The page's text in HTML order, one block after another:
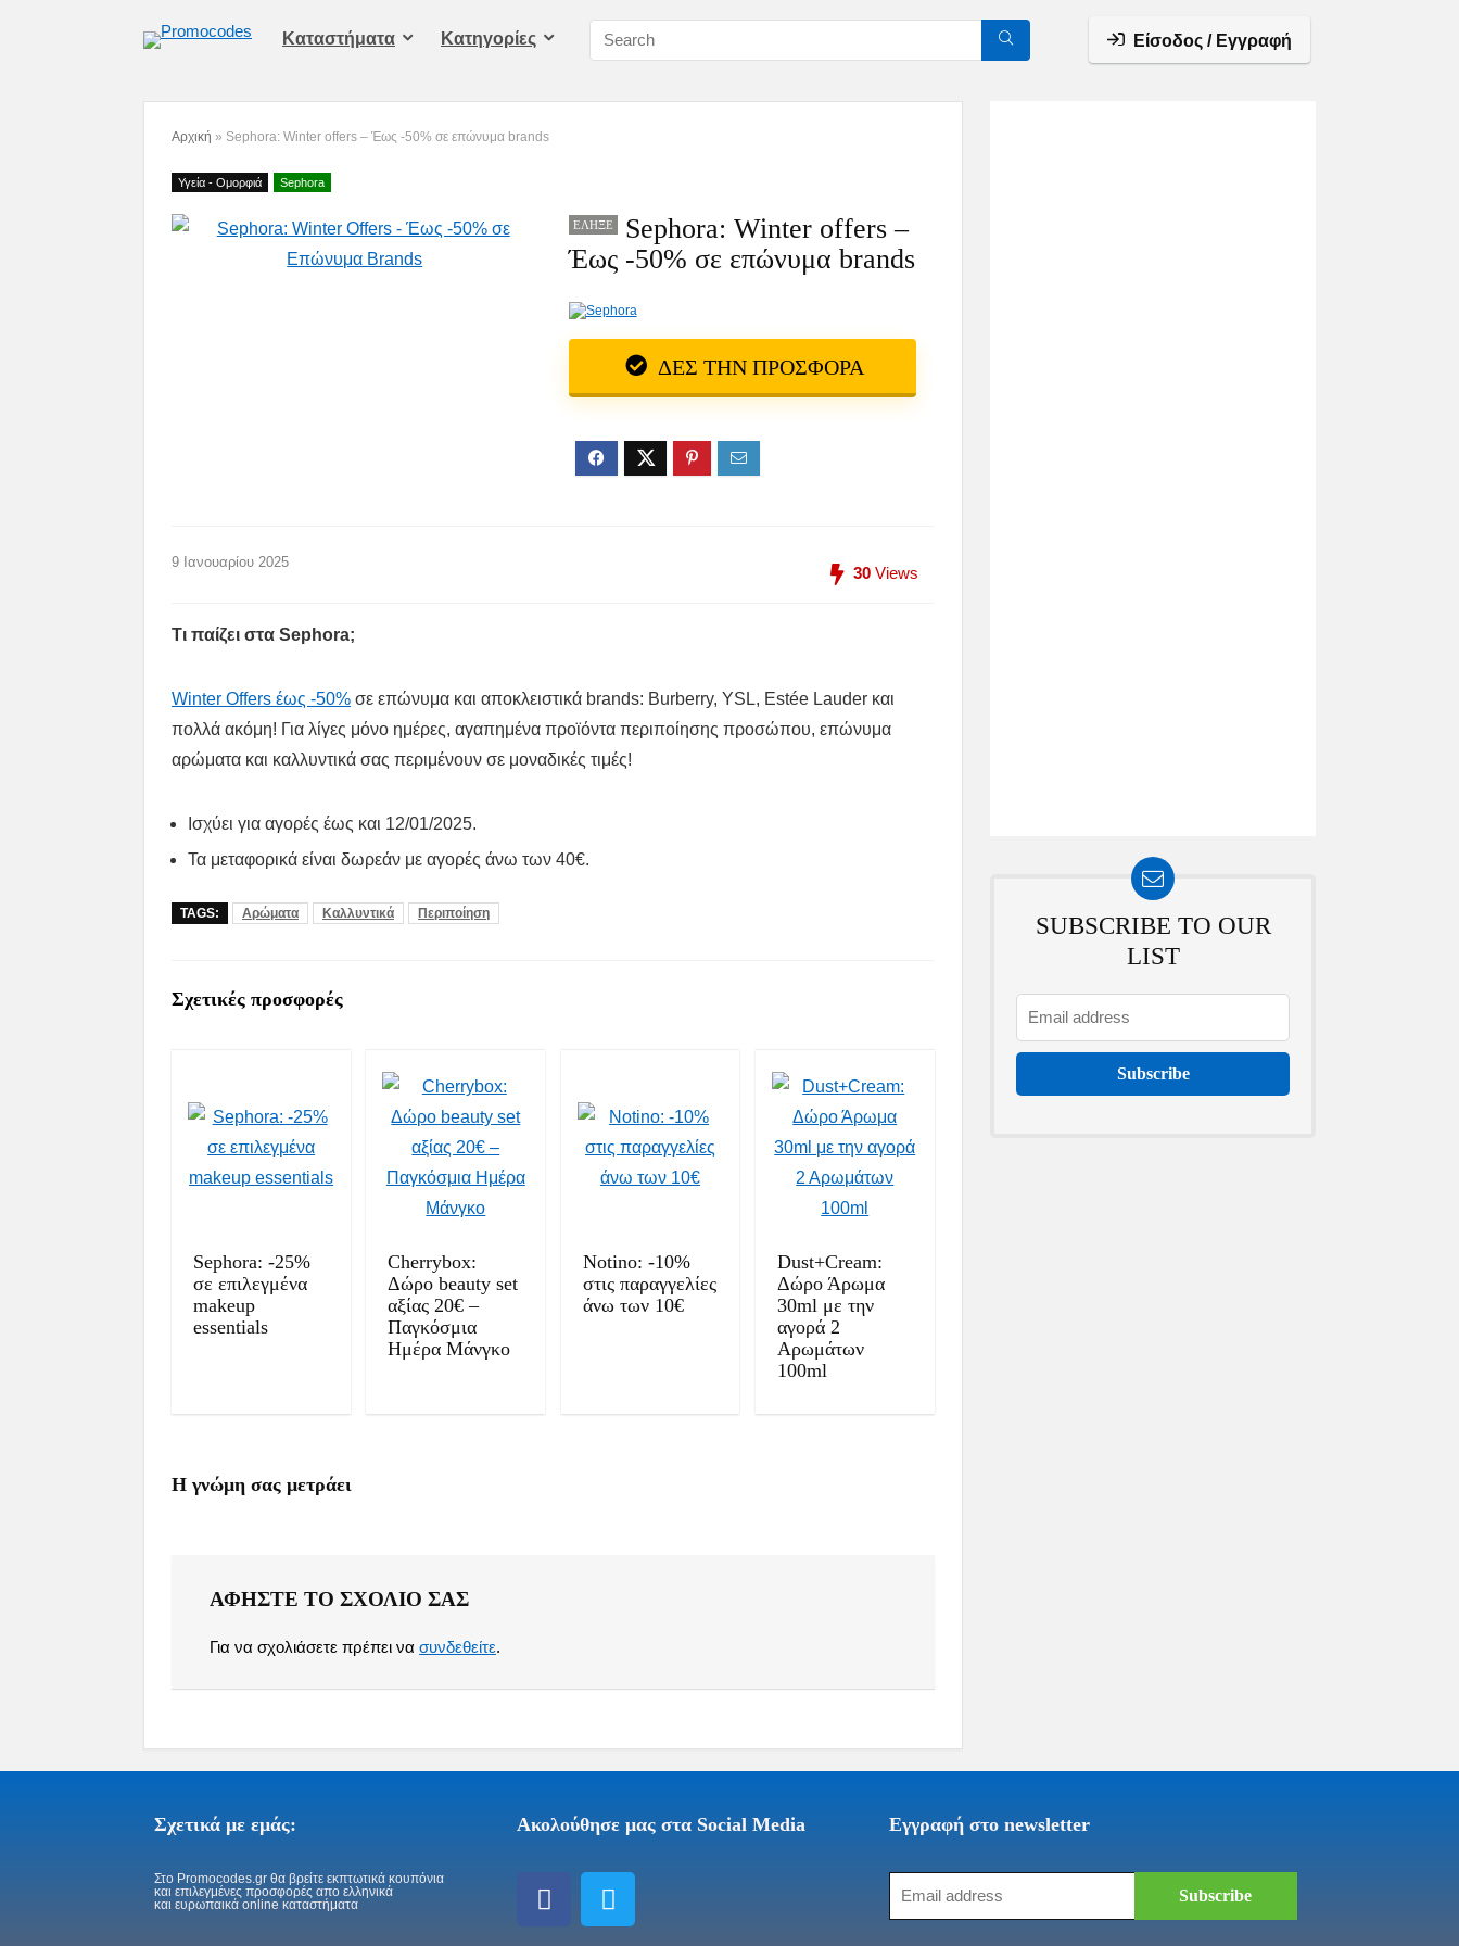
Καταστήματα Kατηγορίες Είσοδος / Εγγραφή
Αρχική » Sephora: Winter οffers – Έως -50% σε επώνυμα brands
Υγεία - Ομορφιά Sephora
ΈΛΗΞΕ
Sephora: Winter οffers –
Έως -50% σε επώνυμα brands
ΔΕΣ ΤΗΝ ΠΡΟΣΦΟΡΑ
9 Ιανουαρίου 2025
30 Views
Τι παίζει στα Sephora;
Winter Offers έως -50% σε επώνυμα και αποκλειστικά brands: Burberry, YSL, Estée Lauder και
πολλά ακόμη! Για λίγες μόνο ημέρες, αγαπημένα προϊόντα περιποίησης προσώπου, επώνυμα
αρώματα και καλλυντικά σας περιμένουν σε μοναδικές τιμές!
Ισχύει για αγορές έως και 12/01/2025.
Τα μεταφορικά είναι δωρεάν με αγορές άνω των 40€.
TAGS: Αρώματα Καλλυντικά Περιποίηση
Σχετικές προσφορές
Sephora: -25%
σε επιλεγμένα
makeup
essentials
Cherrybox:
Δώρο beauty set
αξίας 20€ –
Παγκόσμια
Ημέρα Μάνγκο
Notino: -10%
στις παραγγελίες
άνω των 10€
Dust+Cream:
Δώρο Άρωμα
30ml με την
αγορά 2
Αρωμάτων
100ml
Η γνώμη σας μετράει
ΑΦΉΣΤΕ ΤΟ ΣΧΌΛΙΟ ΣΑΣ
Για να σχολιάσετε πρέπει να συνδεθείτε.
SUBSCRIBE TO OUR
LIST
Σχετικά με εμάς:
Στo Promocodes.gr θα βρείτε εκπτωτικά κουπόνια
και επιλεγμένες προσφορές απο ελληνικά
και ευρωπαικά online καταστήματα
Ακολούθησε μας στα Social Media Εγγραφή στο newsletter